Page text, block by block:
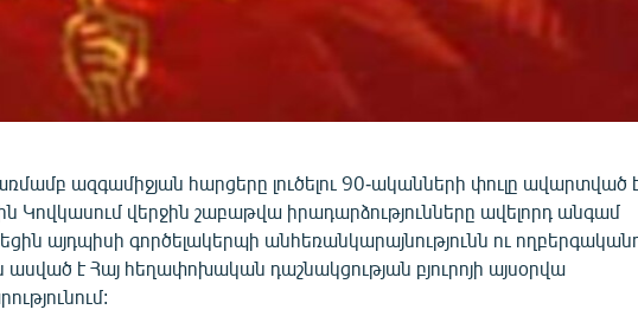
ազգամիջյան հարցերը լուծելու 90-ականների փուլը ավարտված
Կովկասում վերջին շաբաթվա իրադարձությունները ավելորդ անգամ
այդպիսի գործելակերպի անհեռանկարայնությունն ու
ասված է Հայ հեղափոխական դաշնակցության բյուրոյի այսօրվա